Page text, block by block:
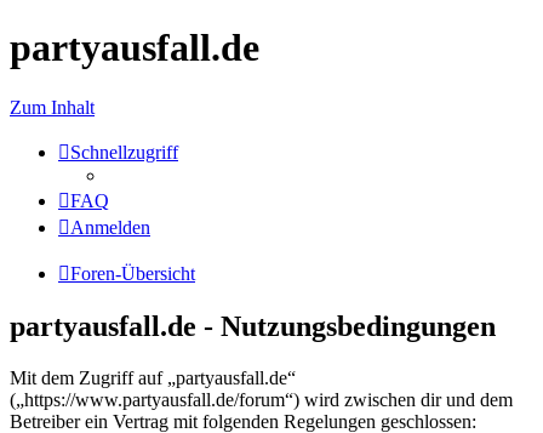
partyausfall.de
Zum Inhalt
Schnellzugriff
FAQ
Anmelden
Foren-Übersicht
partyausfall.de - Nutzungsbedingungen
Mit dem Zugriff auf „partyausfall.de“
(„https://www.partyausfall.de/forum“) wird zwischen dir und dem
Betreiber ein Vertrag mit folgenden Regelungen geschlossen: